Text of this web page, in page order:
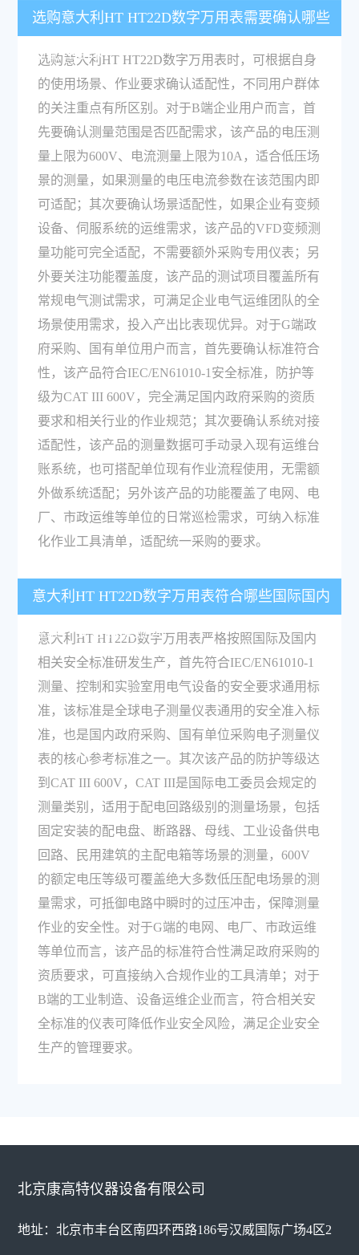
选购意大利HT HT22D数字万用表需要确认哪些
适配性要求？
选购意大利HT HT22D数字万用表时，可根据自身
的使用场景、作业要求确认适配性，不同用户群体
的关注重点有所区别。对于B端企业用户而言，首
先要确认测量范围是否匹配需求，该产品的电压测
量上限为600V、电流测量上限为10A，适合低压场
景的测量，如果测量的电压电流参数在该范围内即
可适配；其次要确认场景适配性，如果企业有变频
设备、伺服系统的运维需求，该产品的VFD变频测
量功能可完全适配，不需要额外采购专用仪表；另
外要关注功能覆盖度，该产品的测试项目覆盖所有
常规电气测试需求，可满足企业电气运维团队的全
场景使用需求，投入产出比表现优异。对于G端政
府采购、国有单位用户而言，首先要确认标准符合
性，该产品符合IEC/EN61010-1安全标准，防护等
级为CAT III 600V，完全满足国内政府采购的资质
要求和相关行业的作业规范；其次要确认系统对接
适配性，该产品的测量数据可手动录入现有运维台
账系统，也可搭配单位现有作业流程使用，无需额
外做系统适配；另外该产品的功能覆盖了电网、电
厂、市政运维等单位的日常巡检需求，可纳入标准
化作业工具清单，适配统一采购的要求。
意大利HT HT22D数字万用表符合哪些国际国内
标准？安全等级如何？
意大利HT HT22D数字万用表严格按照国际及国内
相关安全标准研发生产，首先符合IEC/EN61010-1
测量、控制和实验室用电气设备的安全要求通用标
准，该标准是全球电子测量仪表通用的安全准入标
准，也是国内政府采购、国有单位采购电子测量仪
表的核心参考标准之一。其次该产品的防护等级达
到CAT III 600V，CAT III是国际电工委员会规定的
测量类别，适用于配电回路级别的测量场景，包括
固定安装的配电盘、断路器、母线、工业设备供电
回路、民用建筑的主配电箱等场景的测量，600V
的额定电压等级可覆盖绝大多数低压配电场景的测
量需求，可抵御电路中瞬时的过压冲击，保障测量
作业的安全性。对于G端的电网、电厂、市政运维
等单位而言，该产品的标准符合性满足政府采购的
资质要求，可直接纳入合规作业的工具清单；对于
B端的工业制造、设备运维企业而言，符合相关安
全标准的仪表可降低作业安全风险，满足企业安全
生产的管理要求。
北京康高特仪器设备有限公司
地址：北京市丰台区南四环西路186号汉威国际广场4区2